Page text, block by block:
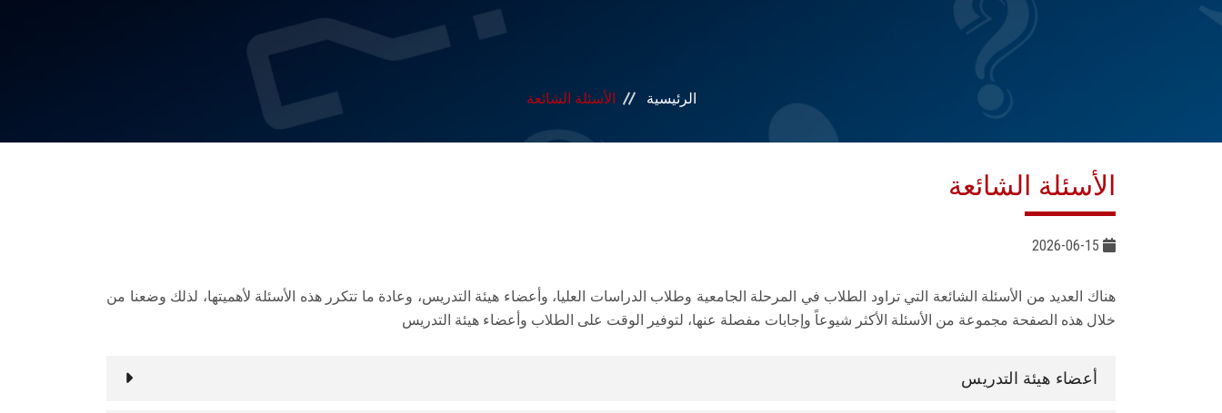
الرئيسية الأسئلة الشائعة
الأسئلة الشائعة
هناك العديد من الأسئلة الشائعة التي تراود الطلاب في المرحلة الجامعية وطلاب الدراسات العليا، وأعضاء هيئة التدريس، وعادة ما تتكرر هذه الأسئلة لأهميتها، لذلك وضعنا من
خلال هذه الصفحة مجموعة من الأسئلة الأكثر شيوعاً وإجابات مفصلة عنها، لتوفير الوقت على الطلاب وأعضاء هيئة التدريس
أعضاء هيئة التدريس